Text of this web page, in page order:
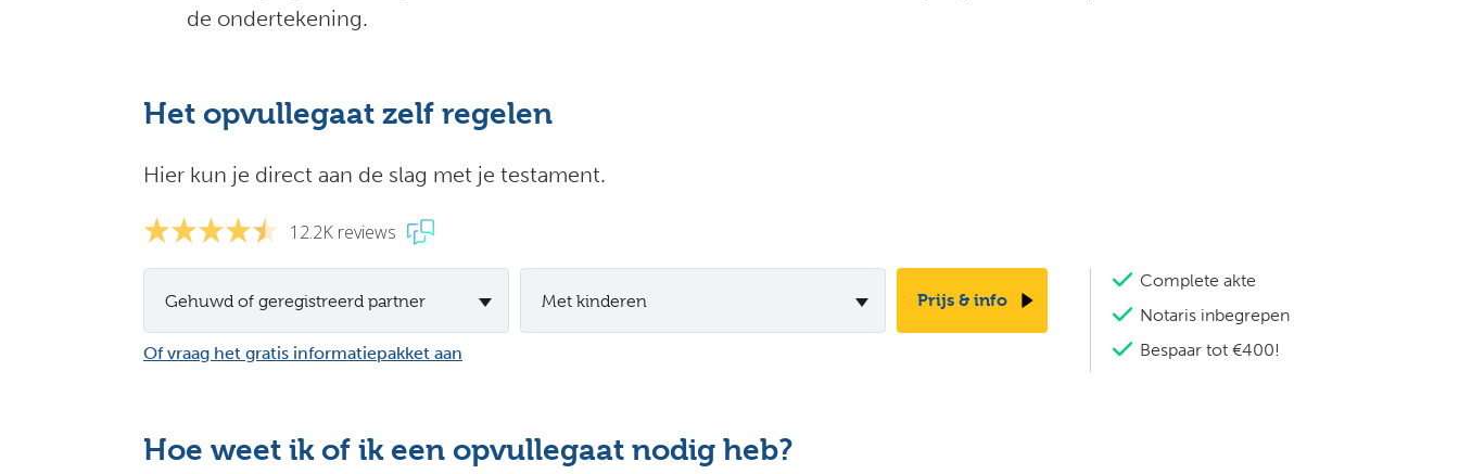
de ondertekening.
Het opvullegaat zelf regelen
Hier kun je direct aan de slag met je testament.
12.2K reviews
Gehuwd of geregistreerd partner Met kinderen Prijs & info
Of vraag het gratis informatiepakket aan
Complete akte
Notaris inbegrepen
Bespaar tot €400!
Hoe weet ik of ik een opvullegaat nodig heb?